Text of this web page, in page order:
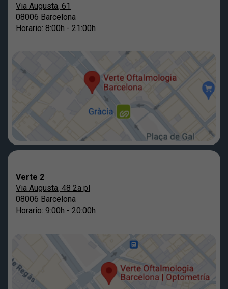
Via Augusta, 61
08006 Barcelona
Horario: 8:00h - 21:00h
Verte 2
Via Augusta, 48 2a pl
08006 Barcelona
Horario: 9:00h - 20:00h